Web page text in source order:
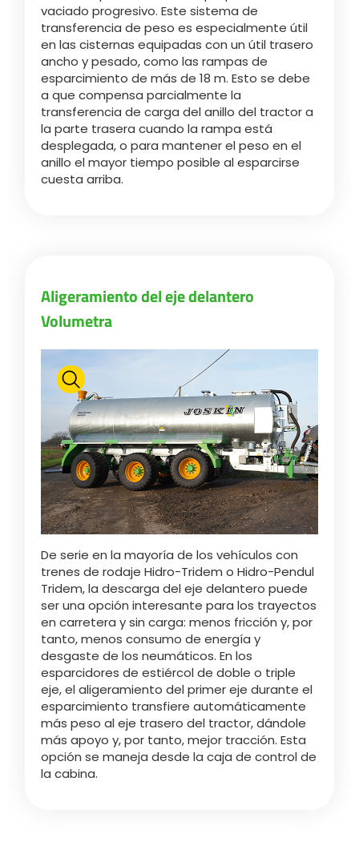
Türk
العربية
رسید ن
vaciado progresivo. Este sistema de
transferencia de peso es especialmente útil
en las cisternas equipadas con un útil trasero
ancho y pesado, como las rampas de
esparcimiento de más de 18 m. Esto se debe
a que compensa parcialmente la
transferencia de carga del anillo del tractor a
la parte trasera cuando la rampa está
desplegada, o para mantener el peso en el
anillo el mayor tiempo posible al esparcirse
cuesta arriba.
Aligeramiento del eje delantero
Volumetra
De serie en la mayoría de los vehículos con
trenes de rodaje Hidro-Tridem o Hidro-Pendul
Tridem, la descarga del eje delantero puede
ser una opción interesante para los trayectos
en carretera y sin carga: menos fricción y, por
tanto, menos consumo de energía y
desgaste de los neumáticos. En los
esparcidores de estiércol de doble o triple
eje, el aligeramiento del primer eje durante el
esparcimiento transfiere automáticamente
más peso al eje trasero del tractor, dándole
más apoyo y, por tanto, mejor tracción. Esta
opción se maneja desde la caja de control de
la cabina.